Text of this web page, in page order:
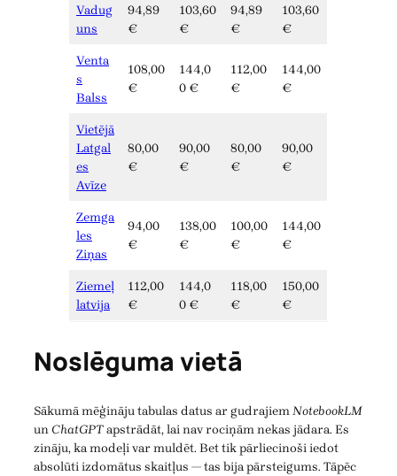
Vadug
uns
94,89
€
103,60
€
94,89
€
103,60
€
Venta
s
Balss
108,00
€
144,0
0 €
112,00
€
144,00
€
Vietējā
Latgal
es
Avīze
80,00
€
90,00
€
80,00
€
90,00
€
Zemga
les
Ziņas
94,00
€
138,00
€
100,00
€
144,00
€
Ziemeļ
latvija
112,00
€
144,0
0 €
118,00
€
150,00
€
Noslēguma vietā
Sākumā mēģināju tabulas datus ar gudrajiemNotebookLM
un ChatGPTapstrādāt, lai nav rociņām nekas jādara. Es
zināju, ka modeļi var muldēt. Bet tik pārliecinoši iedot
absolūti izdomātus skaitļus — tas bija pārsteigums. Tāpēc